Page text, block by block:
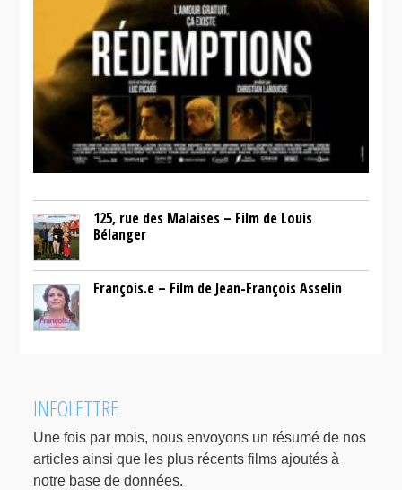
125, rue des Malaises – Film de Louis
Bélanger
François.e – Film de Jean-François Asselin
INFOLETTRE
Une fois par mois, nous envoyons un résumé de nos
articles ainsi que les plus récents films ajoutés à
notre base de données.